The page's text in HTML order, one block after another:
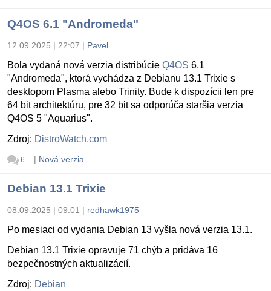
Q4OS 6.1 "Andromeda"
12.09.2025 | 22:07 | Pavel
Bola vydaná nová verzia distribúcie Q4OS 6.1
"Andromeda", ktorá vychádza z Debianu 13.1 Trixie s
desktopom Plasma alebo Trinity. Bude k dispozícii len pre
64 bit architektúru, pre 32 bit sa odporúča staršia verzia
Q4OS 5 "Aquarius".
Zdroj: DistroWatch.com
6 | Nová verzia
Debian 13.1 Trixie
08.09.2025 | 09:01 | redhawk1975
Po mesiaci od vydania Debian 13 vyšla nová verzia 13.1.
Debian 13.1 Trixie opravuje 71 chýb a pridáva 16
bezpečnostných aktualizácií.
Zdroj: Debian